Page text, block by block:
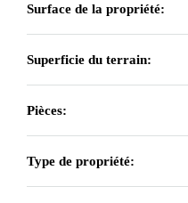
Surface de la propriété:
Superficie du terrain:
Pièces:
Type de propriété: